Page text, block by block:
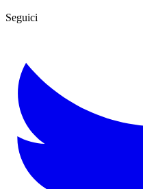
Seguici